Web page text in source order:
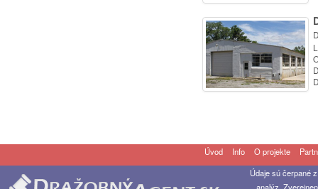
Úvod Info O projekte
Údaje sú čerpané